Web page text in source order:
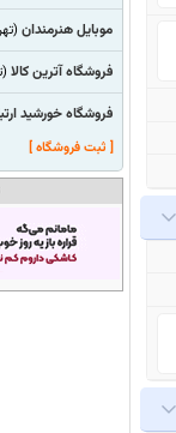
موبایل هنرمندان
فروشگاه آترین کالا
فروشگاه خورشید
[ ثبت فروشگاه ]